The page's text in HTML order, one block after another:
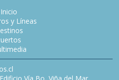
Inicio
y Líneas
Vía Bo, Viña del Mar,